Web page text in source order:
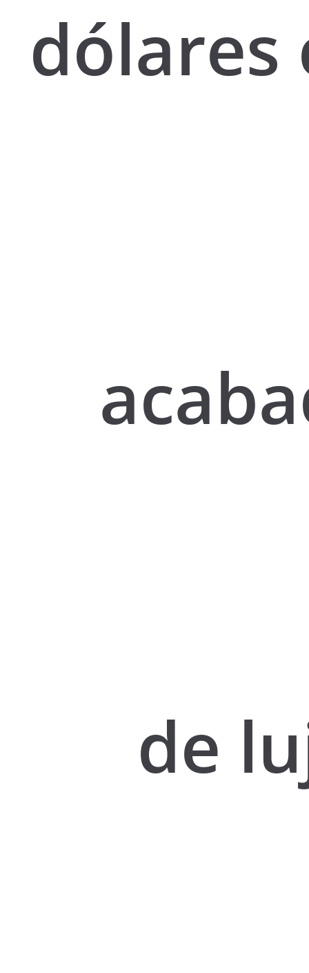
dólares
de